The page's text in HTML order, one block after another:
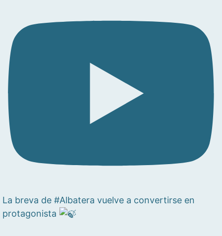
La breva de #Albatera vuelve a convertirse en
protagonista